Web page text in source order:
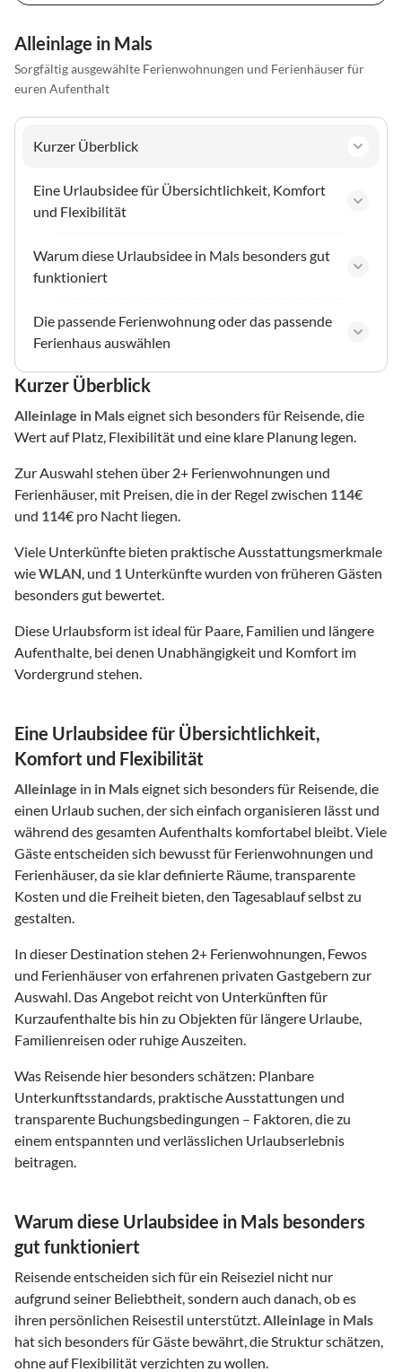
Alleinlage in Mals
Sorgfältig ausgewählte Ferienwohnungen und Ferienhäuser für
euren Aufenthalt
Kurzer Überblick
Eine Urlaubsidee für Übersichtlichkeit, Komfort
und Flexibilität
Warum diese Urlaubsidee in Mals besonders gut
funktioniert
Die passende Ferienwohnung oder das passende
Ferienhaus auswählen
Kurzer Überblick
Alleinlage in Malseignet sich besonders für Reisende, die
Wert auf Platz, Flexibilität und eine klare Planung legen.
Zur Auswahl stehen über 2+ Ferienwohnungen und
Ferienhäuser, mit Preisen, die in der Regel zwischen 114€
und 114€ pro Nacht liegen.
Viele Unterkünfte bieten praktische Ausstattungsmerkmale
wieWLAN , und 1 Unterkünfte wurden von früheren Gästen
besonders gut bewertet.
Diese Urlaubsform ist ideal für Paare, Familien und längere
Aufenthalte, bei denen Unabhängigkeit und Komfort im
Vordergrund stehen.
Eine Urlaubsidee für Übersichtlichkeit,
Komfort und Flexibilität
Alleinlage in in Malseignet sich besonders für Reisende, die
einen Urlaub suchen, der sich einfach organisieren lässt und
während des gesamten Aufenthalts komfortabel bleibt. Viele
Gäste entscheiden sich bewusst für Ferienwohnungen und
Ferienhäuser, da sie klar definierte Räume, transparente
Kosten und die Freiheit bieten, den Tagesablauf selbst zu
gestalten.
In dieser Destination stehen 2+ Ferienwohnungen, Fewos
und Ferienhäuser von erfahrenen privaten Gastgebern zur
Auswahl. Das Angebot reicht von Unterkünften für
Kurzaufenthalte bis hin zu Objekten für längere Urlaube,
Familienreisen oder ruhige Auszeiten.
Was Reisende hier besonders schätzen: Planbare
Unterkunftsstandards, praktische Ausstattungen und
transparente Buchungsbedingungen – Faktoren, die zu
einem entspannten und verlässlichen Urlaubserlebnis
beitragen.
Warum diese Urlaubsidee in Mals besonders
gut funktioniert
Reisende entscheiden sich für ein Reiseziel nicht nur
aufgrund seiner Beliebtheit, sondern auch danach, ob es
ihren persönlichen Reisestil unterstützt. Alleinlage in Mals
hat sich besonders für Gäste bewährt, die Struktur schätzen,
ohne auf Flexibilität verzichten zu wollen.